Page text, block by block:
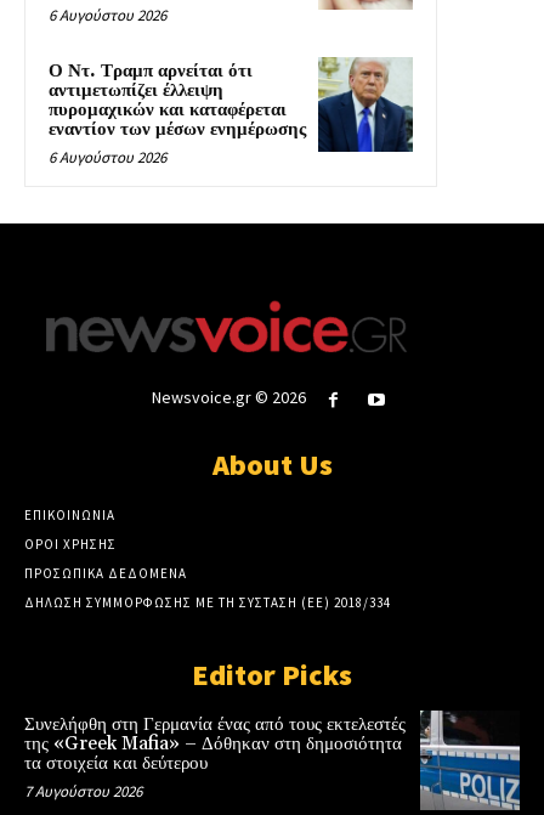
6 Αυγούστου 2026
Ο Ντ. Τραμπ αρνείται ότι
αντιμετωπίζει έλλειψη
πυρομαχικών και καταφέρεται
εναντίον των μέσων ενημέρωσης
6 Αυγούστου 2026
Newsvoice.gr © 2026
About Us
ΕΠΙΚΟΙΝΩΝΙΑ
ΟΡΟΙ ΧΡΗΣΗΣ
ΠΡΟΣΩΠΙΚΑ ΔΕΔΟΜΕΝΑ
ΔΗΛΩΣΗ ΣΥΜΜΟΡΦΩΣΗΣ ΜΕ ΤΗ ΣΥΣΤΑΣΗ (ΕΕ) 2018/334
Editor Picks
Συνελήφθη στη Γερμανία ένας από τους εκτελεστές
της «Greek Mafia» – Δόθηκαν στη δημοσιότητα
τα στοιχεία και δεύτερου
7 Αυγούστου 2026